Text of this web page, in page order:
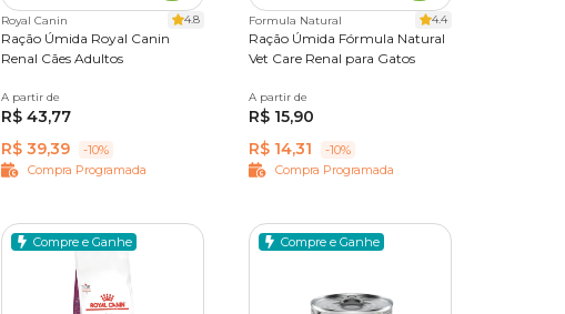
Royal Canin 4.8
Ração Úmida Royal Canin
Renal Cães Adultos
410 g
A partir de
R$ 43,77
R$ 39,39
-10%
Compra Programada
Formula Natural 4.4
Ração Úmida Fórmula Natural
Vet Care Renal para Gatos
100 g
A partir de
R$ 15,90
R$ 14,31
-10%
Compra Programada
Compre e Ganhe Compre e Ganhe